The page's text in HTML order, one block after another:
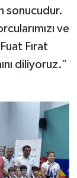
sonucudur.
ve
Fırat
diliyoruz.”